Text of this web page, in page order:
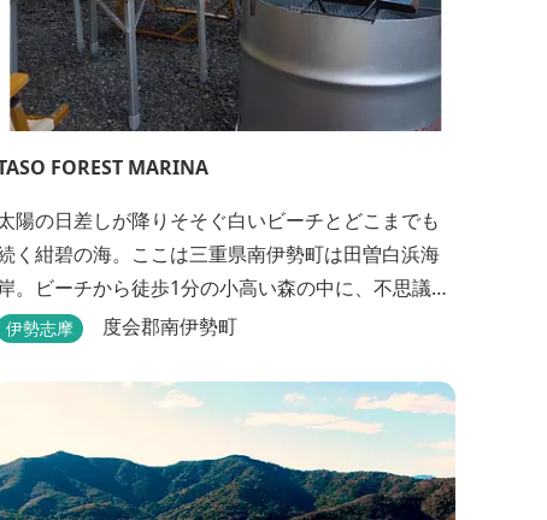
FOREST MARINA
陽の日差しが降りそそぐ白いビーチとどこまでも
く紺碧の海。ここは三重県南伊勢町は田曽白浜海
岸。ビーチから徒歩1分の小高い森の中に、不思議な
止場があります。やさしい木陰に停泊するのは3艇
まるインテリアは見た目からは想像できないほど
広く、くつろぎの空間。夏場でもエアコン完備で快
適にお過ごしいただけます。甲板の上に寝転んで夜
を見上げれば...
伊勢志摩 度会郡南伊勢町